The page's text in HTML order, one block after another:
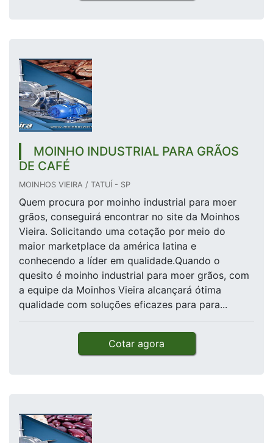
MOINHO INDUSTRIAL PARA GRÃOS
DE CAFÉ
MOINHOS VIEIRA / TATUÍ - SP
Quem procura por moinho industrial para moer
grãos, conseguirá encontrar no site da Moinhos
Vieira. Solicitando uma cotação por meio do
maior marketplace da américa latina e
conhecendo a líder em qualidade.Quando o
quesito é moinho industrial para moer grãos, com
a equipe da Moinhos Vieira alcançará ótima
qualidade com soluções eficazes para para...
Cotar agora